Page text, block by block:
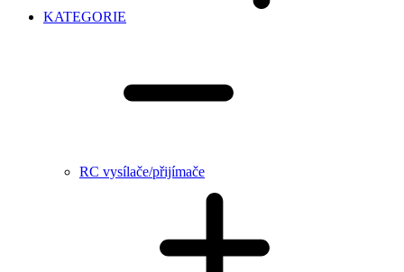
KATEGORIE
RC vysílače/přijímače